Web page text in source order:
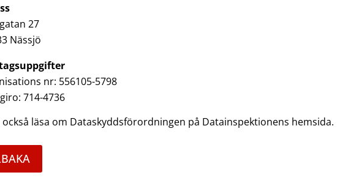
27
Nässjö
nr: 556105-5798
714-4736
också läsa om Dataskyddsförordningen på Datainspektionens hemsida.